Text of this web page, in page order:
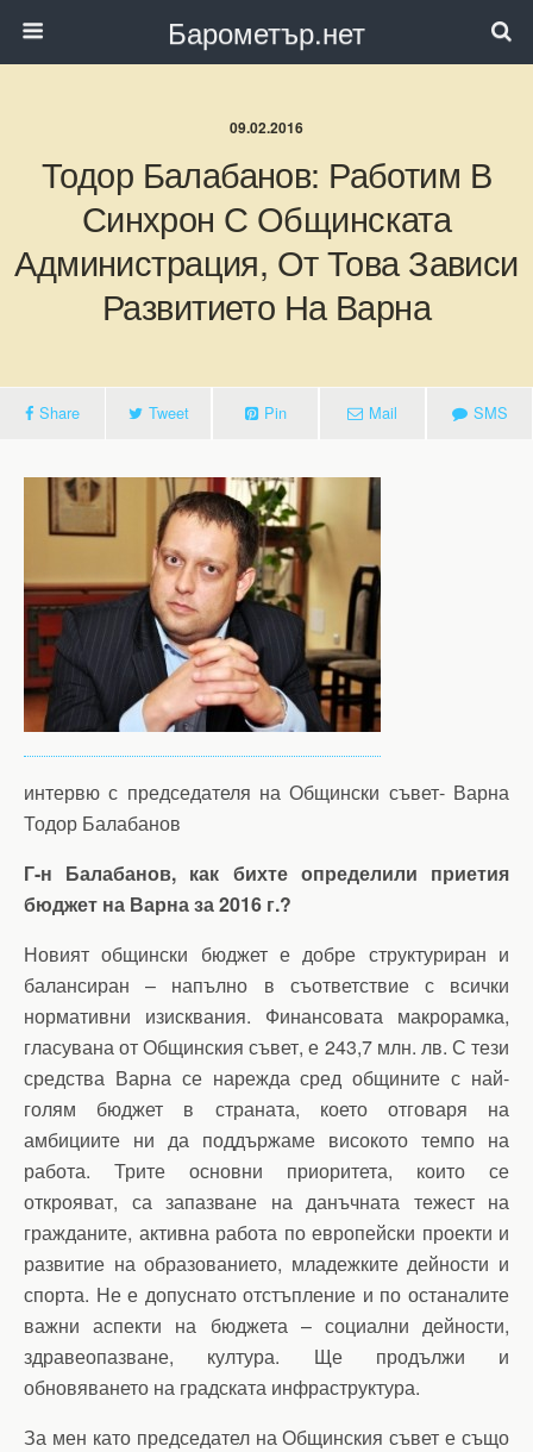
Барометър.нет
09.02.2016
Тодор Балабанов: Работим В
Синхрон С Общинската
Администрация, От Това Зависи
Развитието На Варна
Share Tweet Pin Mail SMS
интервю с председателя на Общински съвет- Варна
Тодор Балабанов
Г-н Балабанов, как бихте определили приетия
бюджет на Варна за 2016 г.?
Новият общински бюджет е добре структуриран и
балансиран – напълно в съответствие с всички
нормативни изисквания. Финансовата макрорамка,
гласувана от Общинския съвет, е 243,7 млн. лв. С тези
средства Варна се нарежда сред общините с най-
голям бюджет в страната, което отговаря на
амбициите ни да поддържаме високото темпо на
работа. Трите основни приоритета, които се
открояват, са запазване на данъчната тежест на
гражданите, активна работа по европейски проекти и
развитие на образованието, младежките дейности и
спорта. Не е допуснато отстъпление и по останалите
важни аспекти на бюджета – социални дейности,
здравеопазване, култура. Ще продължи и
обновяването на градската инфраструктура.
За мен като председател на Общинския съвет е също